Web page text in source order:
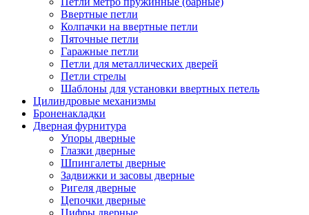
Ввертные петли
Колпачки на ввертные петли
Пяточные петли
Гаражные петли
Петли для металлических дверей
Петли стрелы
Шаблоны для установки ввертных петель
Цилиндровые механизмы
Броненакладки
Дверная фурнитура
Упоры дверные
Глазки дверные
Шпингалеты дверные
Задвижки и засовы дверные
Ригеля дверные
Цепочки дверные
Цифры дверные